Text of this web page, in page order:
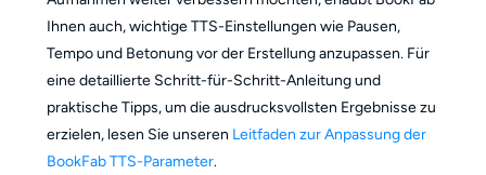
Ihnen auch, wichtige TTS-Einstellungen wie Pausen,
Tempo und Betonung vor der Erstellung anzupassen. Für
eine detaillierte Schritt-für-Schritt-Anleitung und
praktische Tipps, um die ausdrucksvollsten Ergebnisse zu
erzielen, lesen Sie unseren Leitfaden zur Anpassung der
BookFab TTS-Parameter.